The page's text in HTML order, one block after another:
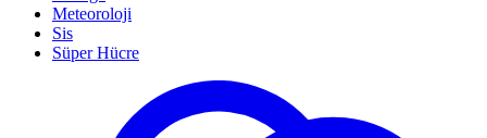
Meteoroloji
Sis
Süper Hücre